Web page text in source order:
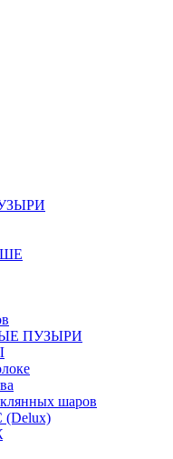
ПУЗЫРИ
шаров